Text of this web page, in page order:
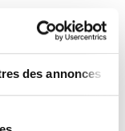
des annonces